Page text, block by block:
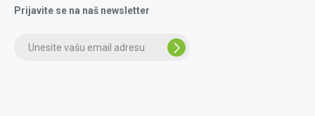
Prijavite se na naš newsletter